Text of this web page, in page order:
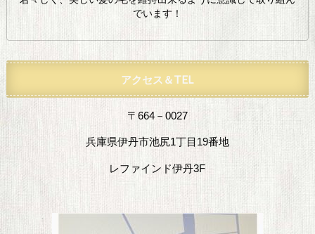
でいます！
アクセス＆TEL
〒664－0027
兵庫県伊丹市池尻1丁目19番地
レファインド伊丹3F